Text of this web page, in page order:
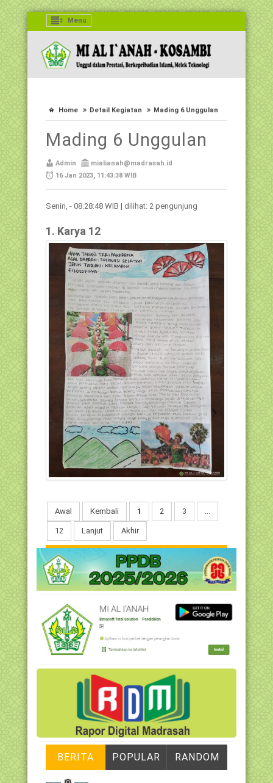
Menu
Home Detail Kegiatan Mading 6 Unggulan
Mading 6 Unggulan
Admin
mialianah@madrasah.id
16 Jan 2023, 11:43:38 WIB
Senin, - 08:28:48 WIB | dilihat: 2 pengunjung
1. Karya 12
Awal Kembali 1 2 3
12 Lanjut Akhir
BERITA POPULAR RANDOM